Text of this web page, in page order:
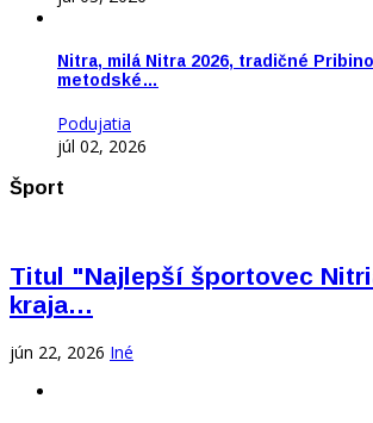
Nitra, milá Nitra 2026, tradičné
metodské…
Podujatia
júl 02, 2026
Šport
Titul "Najlepší športovec
kraja…
jún 22, 2026 Iné